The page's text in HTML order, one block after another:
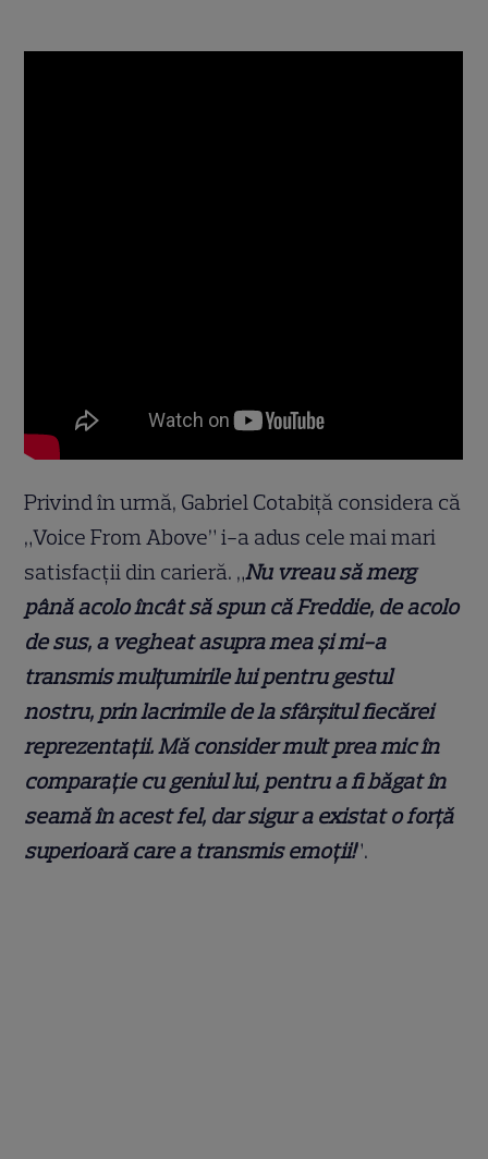
Privind în urmă, Gabriel Cotabiță considera că
„Voice From Above” i-a adus cele mai mari
satisfacții din carieră. „Nu vreau să merg
până acolo încât să spun că Freddie, de acolo
de sus, a vegheat asupra mea și mi-a
transmis mulțumirile lui pentru gestul
nostru, prin lacrimile de la sfârșitul fiecărei
reprezentații. Mă consider mult prea mic în
comparație cu geniul lui, pentru a fi băgat în
seamă în acest fel, dar sigur a existat o forță
superioară care a transmis emoții!”.